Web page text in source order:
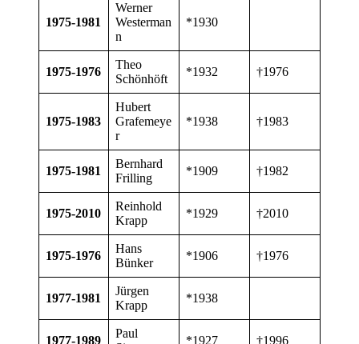
1975-1981
Werner
Westerman
n
*1930
1975-1976
Theo
Schönhöft
*1932 †1976
1975-1983
Hubert
Grafemeye
r
*1938 †1983
1975-1981
Bernhard
Frilling
*1909 †1982
1975-2010
Reinhold
Krapp
*1929 †2010
1975-1976
Hans
Bünker
*1906 †1976
1977-1981
Jürgen
Krapp
*1938
1977-1989
Paul
*1927 †1996